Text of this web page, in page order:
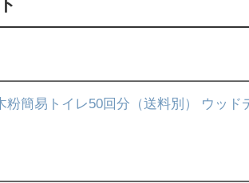
粉簡易トイレ50回分（送料別） ウッド